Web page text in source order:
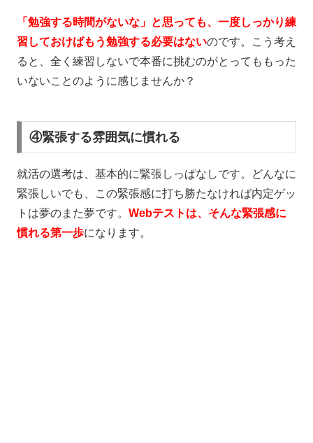
「勉強する時間がないな」と思っても、一度しっかり練
習しておけばもう勉強する必要はないのです。
こう考え
ると、全く練習しないで本番に挑むのがとってももった
いないことのように感じませんか？
④緊張する雰囲気に慣れる
就活の選考は、基本的に緊張しっぱなしです。どんなに
緊張しいでも、この緊張感に打ち勝たなければ内定ゲッ
トは夢のまた夢です。 Webテストは、そんな緊張感に
慣れる第一歩になります。